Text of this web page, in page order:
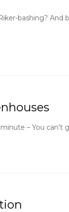
bashing? And
– You can’t